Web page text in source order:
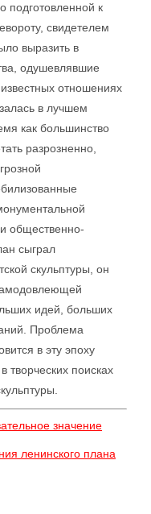
подготовленной к
свидетелем
выразить в
одушевлявшие
отношениях
в лучшем
как большинство
разрозненно,
общественно-
сыграл
скульптуры, он
идей, больших
Проблема
в эту эпоху
творческих поисках
значение
ленинского плана